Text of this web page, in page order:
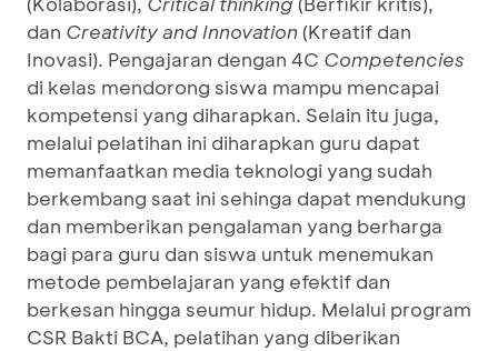
dan Creativity and Innovation(Kreatif dan
Inovasi). Pengajaran dengan 4C Competencies
di kelas mendorong siswa mampu mencapai
kompetensi yang diharapkan. Selain itu juga,
melalui pelatihan ini diharapkan guru dapat
memanfaatkan media teknologi yang sudah
berkembang saat ini sehinga dapat mendukung
dan memberikan pengalaman yang berharga
bagi para guru dan siswa untuk menemukan
metode pembelajaran yang efektif dan
berkesan hingga seumur hidup. Melalui program
CSR Bakti BCA, pelatihan yang diberikan